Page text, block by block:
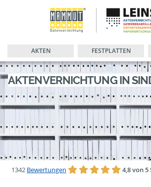
AKTEN FESTPLATTEN
AKTENVERNICHTUNG IN
1342 Bewertungen 4,8 von